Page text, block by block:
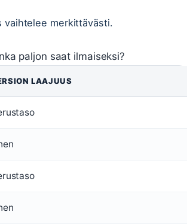
vaihtelee merkittävästi.
paljon saat ilmaiseksi?
LAAJUUS